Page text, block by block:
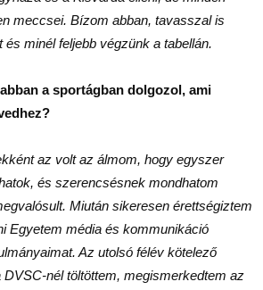
meccsei. Bízom abban, tavasszal is
minél feljebb végzünk a tabellán.
a sportágban dolgozol, ami
az volt az álmom, hogy egyszer
és szerencsésnek mondhatom
Miután sikeresen érettségiztem
Egyetem média és kommunikáció
Az utolsó félév kötelező
nél töltöttem, megismerkedtem az